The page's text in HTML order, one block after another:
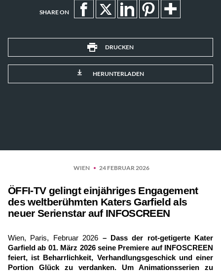
SHARE ON
DRUCKEN
HERUNTERLADEN
WIEN 24 FEBRUAR 2026
ÖFFI-TV gelingt einjähriges Engagement
des weltberühmten Katers Garfield als
neuer Serienstar auf INFOSCREEN
Wien, Paris, Februar 2026 – Dass der rot-getigerte Kater
Garfield ab 01. März 2026 seine Premiere auf INFOSCREEN
feiert, ist Beharrlichkeit, Verhandlungsgeschick und einer
Portion Glück zu verdanken. Um Animationsserien zu